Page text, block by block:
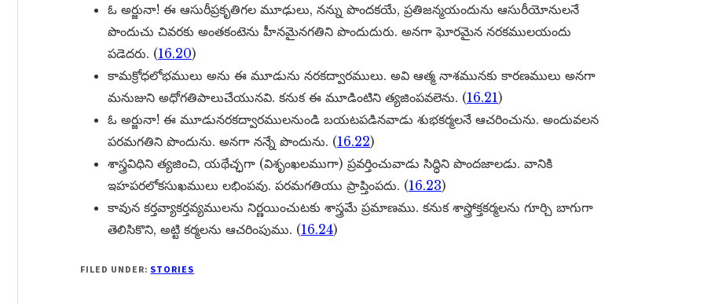
ఓ అర్జునా! ఈ ఆసురీప్రకృతిగల మూఢులు, నన్ను పొందకయే, ప్రతిజన్మయందును ఆసురీయోనులనే
పొందుచు చివరకు అంతకంటెను హీనమైనగతిని పొందుదురు. అనగా ఘోరమైన నరకములయందు
పడెదరు. (16.20)
కామక్రోధలోభములు అను ఈ మూడును నరకద్వారములు. అవి ఆత్మ నాశమునకు కారణములు అనగా
మనుజుని అధోగతిపాలుచేయునవి. కనుక ఈ మూడింటిని త్యజింపవలెను. (16.21)
ఓ అర్జునా! ఈ మూడునరకద్వారములనుండి బయటపడినవాడు శుభకర్మలనే ఆచరించును. అందువలన
పరమగతిని పొందును. అనగా నన్నే పొందును. (16.22)
శాస్త్రవిధిని త్యజించి, యథేచ్ఛగా (విశృంఖలముగా) ప్రవర్తించువాడు సిద్ధిని పొందజాలడు. వానికి
ఇహపరలోకసుఖములు లభింపవు. పరమగతియు ప్రాప్తింపదు. (16.23)
కావున కర్తవ్యాకర్తవ్యములను నిర్ణయించుటకు శాస్త్రమే ప్రమాణము. కనుక శాస్త్రోక్తకర్మలను గూర్చి బాగుగా
తెలిసికొని, అట్టి కర్మలను ఆచరింపుము. (16.24)
FILED UNDER: STORIES